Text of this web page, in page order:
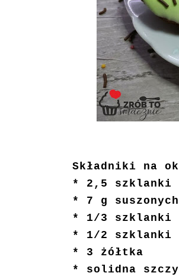
Składniki na
* 2,5 szklanki
* 7 g
* 1/3 szklanki
* 1/2 szklanki
* 3 żółtka
* solidna